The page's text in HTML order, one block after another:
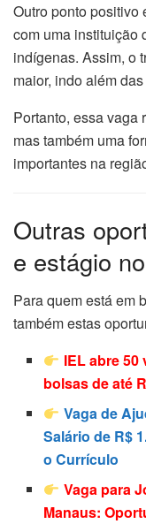
Outro ponto positivo
com uma instituição
indígenas. Assim, o
maior, indo além
Portanto, essa vaga
mas também uma
importantes na
Outras
e estágio
Para quem está em
também estas
IEL abre 50
bolsas de até
Vaga de
Salário de R$
o Currículo
Vaga para
Manaus: